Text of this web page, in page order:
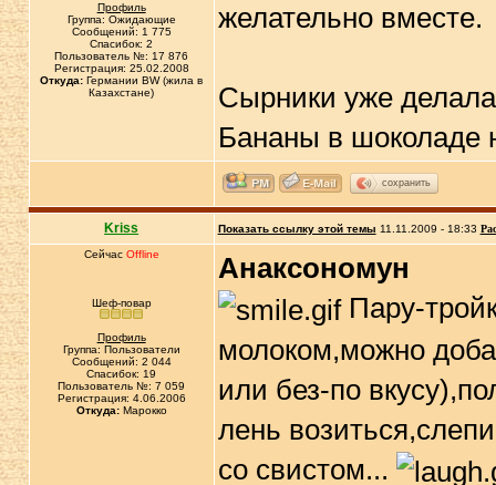
Профиль
Группа: Ожидающие
Сообщений: 1 775
Спасибок: 2
Пользователь №: 17 876
Регистрация: 25.02.2008
Откуда: Германии BW (жила в
Казахстане)
желательно вместе.
Сырники уже
Бананы в шоколаде
сохранить
Kriss Показать ссылку этой темы 11.11.2009 - 18:33
Сейчас Offline
Шеф-повар
Профиль
Группа: Пользователи
Сообщений: 2 044
Спасибок: 19
Пользователь №: 7 059
Регистрация: 4.06.2006
Откуда:Марокко
Анаксономун
Пару-
молоком,можно
или без-по
лень
со свистом...